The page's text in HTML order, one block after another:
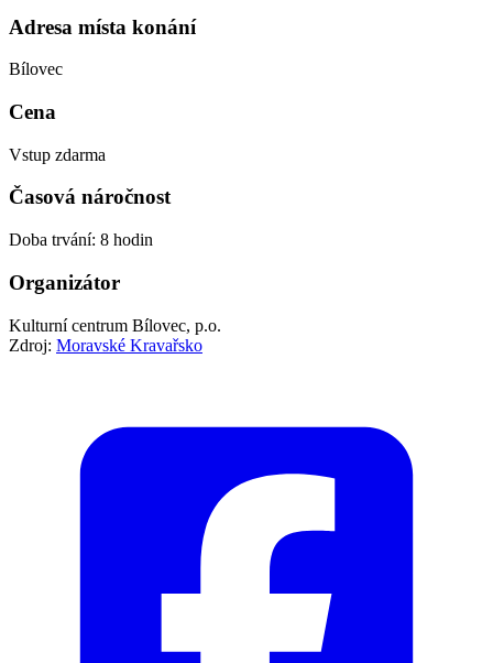
Adresa místa konání
Bílovec
Cena
Vstup zdarma
Časová náročnost
Doba trvání: 8 hodin
Organizátor
Kulturní centrum Bílovec, p.o.
Zdroj: Moravské Kravařsko